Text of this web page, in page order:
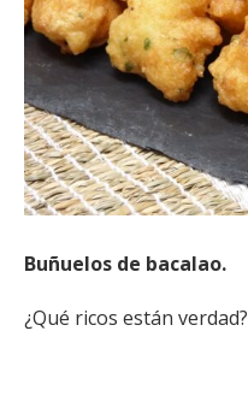
Buñuelos de bacalao.
¿Qué ricos están verdad?